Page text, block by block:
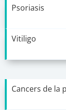
Psoriasis
Vitiligo
Cancers de la